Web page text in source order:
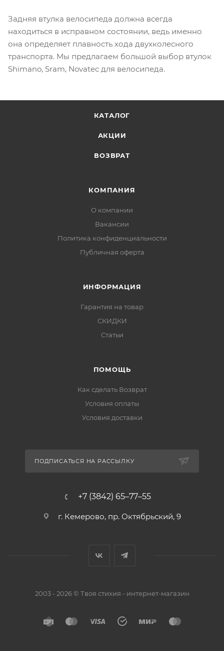
Задняя втулка велосипеда должна всегда
находиться в исправном состоянии, ведь именно
она определяет плавность хода двухколесного
транспорта. Мы предлагаем большой выбор втулок
Shimano, Sram, Novatec для велосипеда.
КАТАЛОГ
АКЦИИ
ВОЗВРАТ
КОМПАНИЯ
О компании
Вакансии
Политика конфиденциальности
Публичная оферта
ИНФОРМАЦИЯ
Гарантия на товар
СКИДКИ
Статьи
ПОМОЩЬ
Как сделать Возврат
Условия оплаты
Условия доставки
ПОДПИСАТЬСЯ НА РАССЫЛКУ
+7 (3842) 65–77–55
г. Кемерово, пр. Октябрьский, 9
2003 - 2026 © Твоя стихия - интернет-магазин